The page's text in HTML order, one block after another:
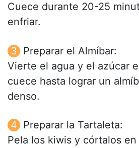
Cuece durante 20-25
enfriar.
Preparar el Almíbar:
Vierte el agua y el azúcar
cuece hasta lograr un
denso.
Preparar la Tartaleta:
Pela los kiwis y córtalos